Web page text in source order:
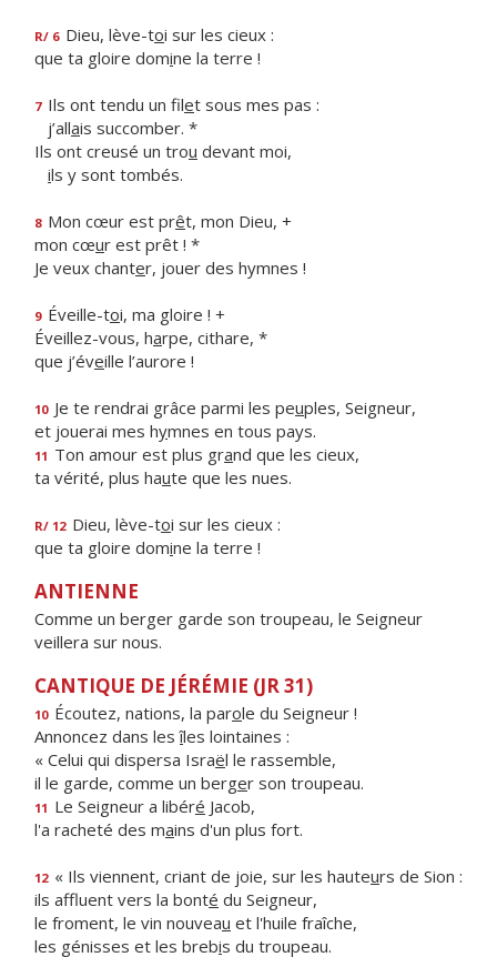
R/ 6 Dieu, lève-toi sur les cieux :
que ta gloire domine la terre !
7 Ils ont tendu un filet sous mes pas :
j’allais succomber. *
Ils ont creusé un trou devant moi,
ils y sont tombés.
8 Mon cœur est prêt, mon Dieu, +
mon cœur est prêt ! *
Je veux chanter, jouer des hymnes !
9 Éveille-toi, ma gloire ! +
Éveillez-vous, harpe, cithare, *
que j’éveille l’aurore !
10 Je te rendrai grâce parmi les peuples, Seigneur,
et jouerai mes hymnes en tous pays.
11 Ton amour est plus grand que les cieux,
ta vérité, plus haute que les nues.
R/ 12 Dieu, lève-toi sur les cieux :
que ta gloire domine la terre !
ANTIENNE
Comme un berger garde son troupeau, le Seigneur
veillera sur nous.
CANTIQUE DE JÉRÉMIE (JR 31)
10 Écoutez, nations, la parole du Seigneur !
Annoncez dans lesîles lointaines :
« Celui qui dispersa Israël le rassemble,
il le garde, comme un berger son troupeau.
11 Le Seigneur a libéré Jacob,
l'a racheté des mains d'un plus fort.
12 « Ils viennent, criant de joie, sur les hauteurs de Sion :
ils affluent vers la bonté du Seigneur,
le froment, le vin nouveau et l'huile fraîche,
les génisses et les brebis du troupeau.